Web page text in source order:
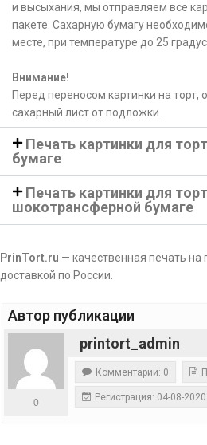
и высыхания, мы отправляем все
пакете. Сахарную бумагу
месте, при температуре до 25
Внимание!
Перед переносом картинки на торт,
сахарный лист от подложки.
Печать картинки для
бумаге
Печать картинки для
шокотрансферной бумаге
PrinTort.ru — качественная печать на
доставкой по России.
Автор публикации
printort_admin
0
Комментарии: 0
Регистрация: 04-08-2020